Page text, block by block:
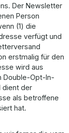
Der Newsletter
Person
(1) die
verfügt und
erstmalig für den
wird aus
Double-Opt-In-
dient der
als betroffene
hat.